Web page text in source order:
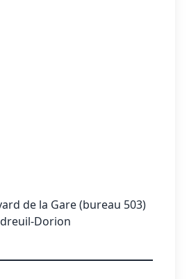
de la Gare (bureau 503)
Dorion